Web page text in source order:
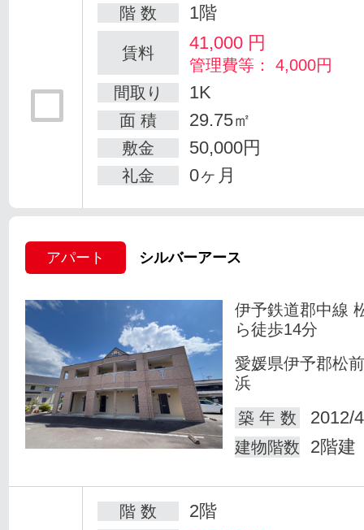
階 数 1階
賃料 41,000 円
管理費等： 4,000円
間取り
1K
面 積 29.75㎡
敷金 50,000円
礼金 0ヶ月
アパート シルバーアース
伊予鉄道郡中線
ら徒歩14分
愛媛県伊予郡松
浜
築 年 数
2012/
建物階数 2階建
階 数 2階